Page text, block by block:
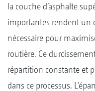
la couche d’asphalte
importantes rendent un
nécessaire pour
routière. Ce
répartition constante et
dans ce processus.